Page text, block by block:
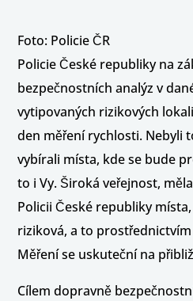
Foto: Policie ČR
Policie České republiky na
bezpečnostních analýz v
vytipovaných rizikových
den měření rychlosti. Nebyli
vybírali místa, kde se bude
to i Vy. Široká veřejnost,
Policii České republiky
riziková, a to
Měření se uskuteční na
Cílem dopravně